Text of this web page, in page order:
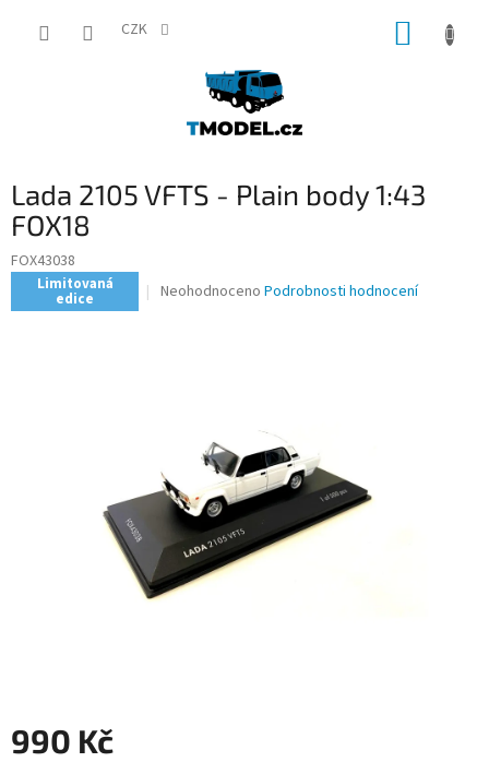
CZK
Lada 2105 VFTS - Plain body 1:43
FOX18
FOX43038
Limitovaná
edice
Průměrné
Neohodnoceno Podrobnosti hodnocení
990 Kč